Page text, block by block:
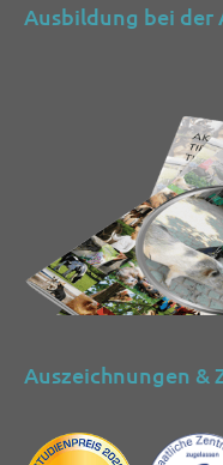
Ausbildung bei der
Auszeichnungen &